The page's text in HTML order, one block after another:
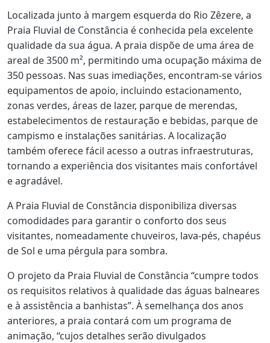
Localizada junto à margem esquerda do Rio Zêzere, a
Praia Fluvial de Constância é conhecida pela excelente
qualidade da sua água. A praia dispõe de uma área de
areal de 3500 m², permitindo uma ocupação máxima de
350 pessoas. Nas suas imediações, encontram-se vários
equipamentos de apoio, incluindo estacionamento,
zonas verdes, áreas de lazer, parque de merendas,
estabelecimentos de restauração e bebidas, parque de
campismo e instalações sanitárias. A localização
também oferece fácil acesso a outras infraestruturas,
tornando a experiência dos visitantes mais confortável
e agradável.
A Praia Fluvial de Constância disponibiliza diversas
comodidades para garantir o conforto dos seus
visitantes, nomeadamente chuveiros, lava-pés, chapéus
de Sol e uma pérgula para sombra.
O projeto da Praia Fluvial de Constância “cumpre todos
os requisitos relativos à qualidade das águas balneares
e à assistência a banhistas”. À semelhança dos anos
anteriores, a praia contará com um programa de
animação, “cujos detalhes serão divulgados